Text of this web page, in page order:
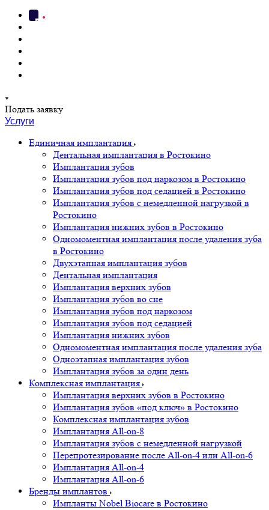
Подать заявку
Услуги
Единичная имплантация
Дентальная имплантация в Ростокино
Имплантация зубов
Имплантация зубов под наркозом в Ростокино
Имплантация зубов под седацией в Ростокино
Имплантация зубов с немедленной нагрузкой в
Ростокино
Имплантация нижних зубов в Ростокино
Одномоментная имплантация после удаления зуба
в Ростокино
Двухэтапная имплантация зубов
Дентальная имплантация
Имплантация верхних зубов
Имплантация зубов во сне
Имплантация зубов под наркозом
Имплантация зубов под седацией
Имплантация нижних зубов
Одномоментная имплантация после удаления зуба
Одноэтапная имплантация зубов
Имплантация зубов за один день
Комплексная имплантация
Имплантация верхних зубов в Ростокино
Имплантация зубов «под ключ» в Ростокино
Комплексная имплантация зубов
Имплантация All-on-8
Имплантация зубов с немедленной нагрузкой
Перепротезирование после All-on-4 или All-on-6
Имплантация All-on-4
Имплантация All-on-6
Бренды имплантов
Импланты Nobel Biocare в Ростокино